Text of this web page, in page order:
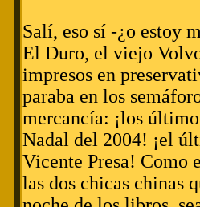
Salí, eso sí -¿o estoy
El Duro, el viejo
impresos en
paraba en los
mercancía: ¡los
Nadal del 2004! ¡el
Vicente Presa! Como
las dos chicas chinas